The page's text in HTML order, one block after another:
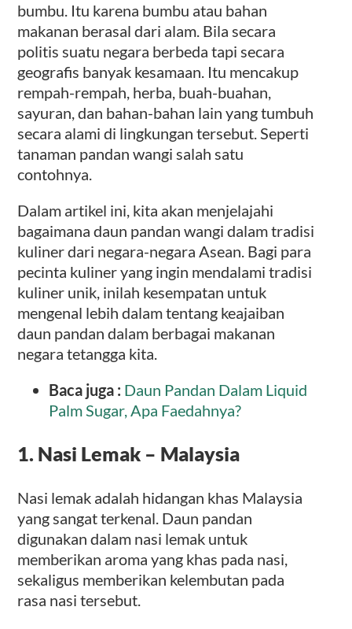
bumbu. Itu karena bumbu atau bahan
makanan berasal dari alam. Bila secara
politis suatu negara berbeda tapi secara
geografis banyak kesamaan. Itu mencakup
rempah-rempah, herba, buah-buahan,
sayuran, dan bahan-bahan lain yang tumbuh
secara alami di lingkungan tersebut. Seperti
tanaman pandan wangi salah satu
contohnya.
Dalam artikel ini, kita akan menjelajahi
bagaimana daun pandan wangi dalam tradisi
kuliner dari negara-negara Asean. Bagi para
pecinta kuliner yang ingin mendalami tradisi
kuliner unik, inilah kesempatan untuk
mengenal lebih dalam tentang keajaiban
daun pandan dalam berbagai makanan
negara tetangga kita.
Baca juga : Daun Pandan Dalam Liquid
Palm Sugar, Apa Faedahnya?
1. Nasi Lemak – Malaysia
Nasi lemak adalah hidangan khas Malaysia
yang sangat terkenal. Daun pandan
digunakan dalam nasi lemak untuk
memberikan aroma yang khas pada nasi,
sekaligus memberikan kelembutan pada
rasa nasi tersebut.